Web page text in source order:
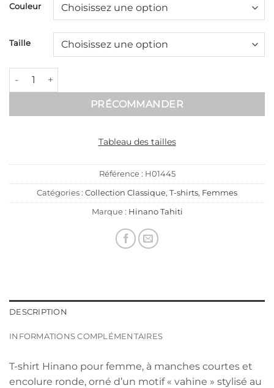
Couleur
Taille
VAHINE STYL quantité
AJOUTER AU PANIER
Tableau des tailles
Référence : H01445
Catégories : Collection Classique, T-shirts, Femmes
Marque : Hinano Tahiti
DESCRIPTION
INFORMATIONS COMPLÉMENTAIRES
T-shirt Hinano pour femme, à manches courtes et
encolure ronde, orné d’un motif « vahine » stylisé au